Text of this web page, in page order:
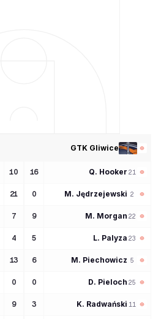
10
21
7
4
13
0
9
GTK Gliwice
21
Q Hooker
16
2
M Jędrzejewski
0
22
M Morgan
9
23
L Palyza
5
5
M Piechowicz
6
25
D Pieloch
0
11
K Radwański
3